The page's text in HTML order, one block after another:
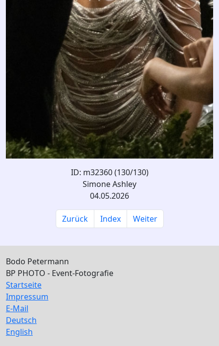
ID: m32360 (130/130)
Simone Ashley
04.05.2026
Zurück Index Weiter
Bodo Petermann
BP PHOTO - Event-Fotografie
Startseite
Impressum
E-Mail
Deutsch
English